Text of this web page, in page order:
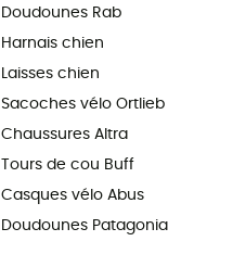
Doudounes Rab
Harnais chien
Laisses chien
Sacoches vélo Ortlieb
Chaussures Altra
Tours de cou Buff
Casques vélo Abus
Doudounes Patagonia